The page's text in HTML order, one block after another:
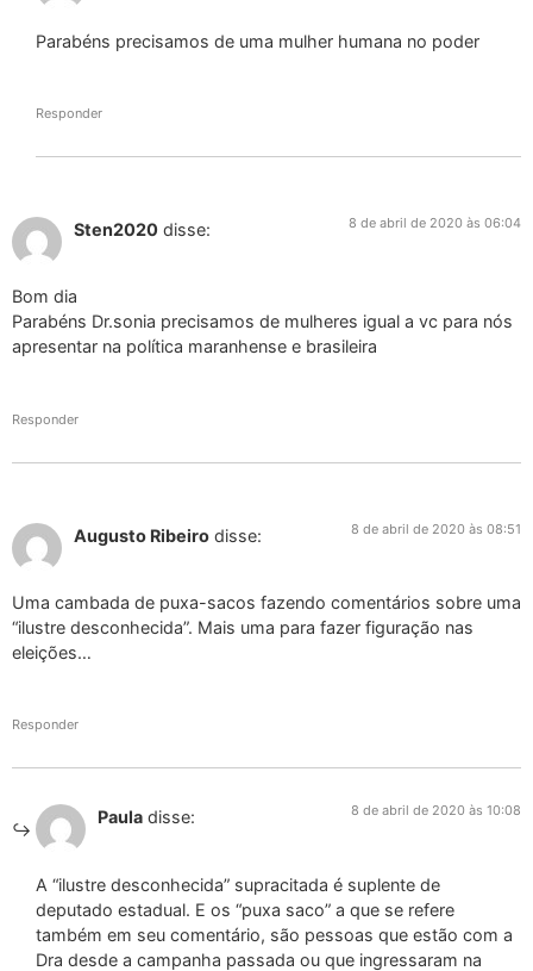
Parabéns precisamos de uma mulher humana no poder
Responder
Sten2020 disse: 8 de abril de 2020 às 06:04
Bom dia
Parabéns Dr.sonia precisamos de mulheres igual a vc para nós
apresentar na política maranhense e brasileira
Responder
Augusto Ribeiro disse: 8 de abril de 2020 às 08:51
Uma cambada de puxa-sacos fazendo comentários sobre uma
“ilustre desconhecida”. Mais uma para fazer figuração nas
eleições…
Responder
Paula disse: 8 de abril de 2020 às 10:08
A “ilustre desconhecida” supracitada é suplente de
deputado estadual. E os “puxa saco” a que se refere
também em seu comentário, são pessoas que estão com a
Dra desde a campanha passada ou que ingressaram na